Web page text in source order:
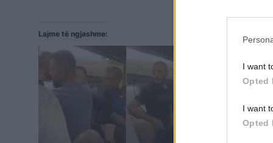
I want
Opted
I want
Opted
Lajme të ngjashme: